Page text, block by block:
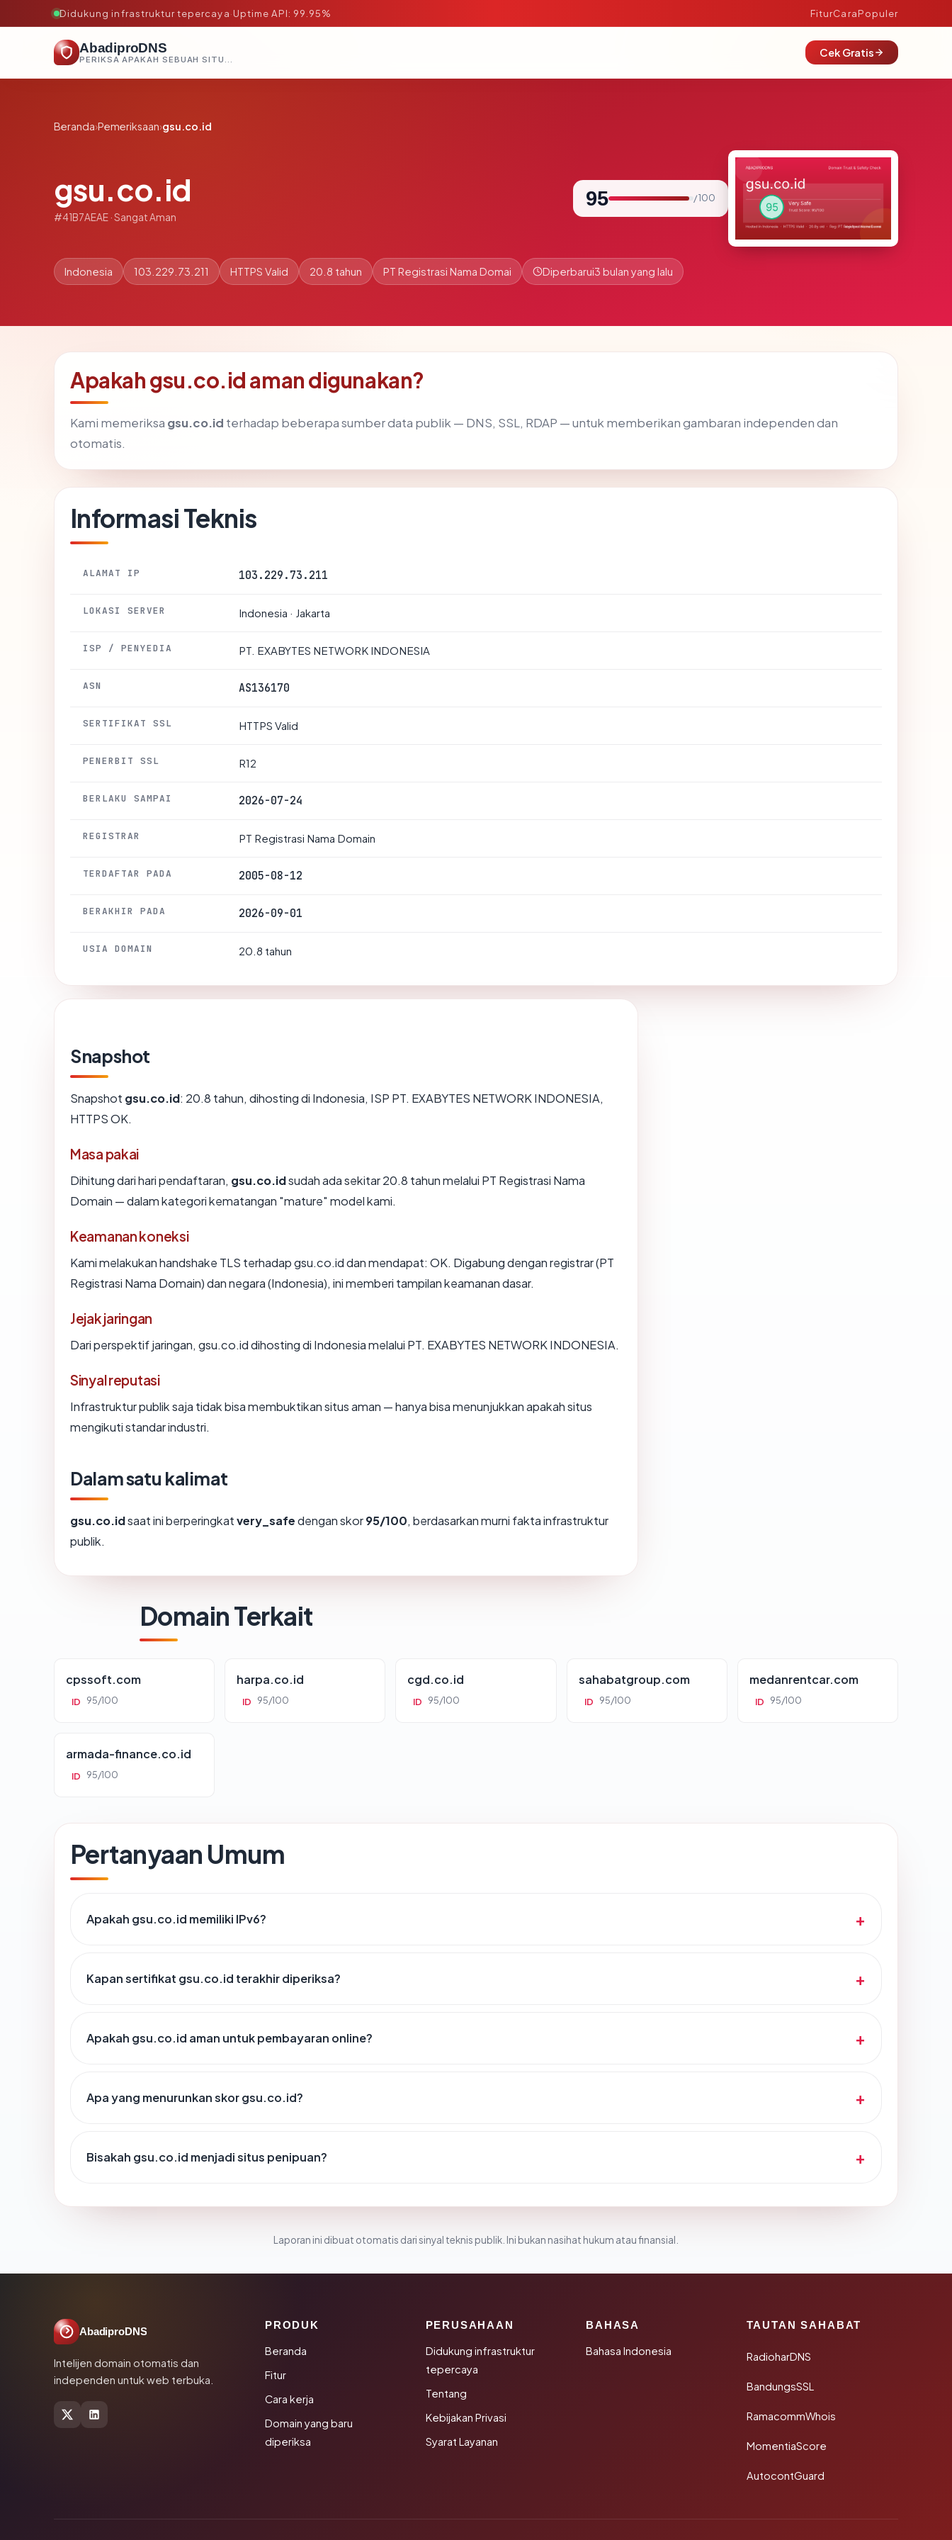
Didukung infrastruktur tepercaya·Uptime API: 99.95% FiturCaraPopuler
AbadiproDNS
PERIKSA APAKAH SEBUAH SITUS AMAN, TEPERCAYA, DAN TERVERIFIKASI DALAM HITUNGAN DETIK.
Cek Gratis
Beranda›Pemeriksaan›gsu.co.id
gsu.co.id
#41B7AEAE · Sangat Aman
95 / 100
Indonesia 103.229.73.211 HTTPS Valid 20.8 tahun PT Registrasi Nama Domai Diperbarui3 bulan yang lalu
Apakah gsu.co.id aman digunakan?
Kami memeriksa gsu.co.id terhadap beberapa sumber data publik — DNS, SSL, RDAP — untuk memberikan gambaran independen dan
otomatis.
Informasi Teknis
ALAMAT IP 103.229.73.211
LOKASI SERVER Indonesia · Jakarta
ISP / PENYEDIA PT. EXABYTES NETWORK INDONESIA
ASN AS136170
SERTIFIKAT SSL HTTPS Valid
PENERBIT SSL R12
BERLAKU SAMPAI 2026-07-24
REGISTRAR PT Registrasi Nama Domain
TERDAFTAR PADA 2005-08-12
BERAKHIR PADA 2026-09-01
USIA DOMAIN 20.8 tahun
Snapshot
Snapshot gsu.co.id: 20.8 tahun, dihosting di Indonesia, ISP PT. EXABYTES NETWORK INDONESIA,
HTTPS OK.
Masa pakai
Dihitung dari hari pendaftaran, gsu.co.idsudah ada sekitar 20.8 tahun melalui PT Registrasi Nama
Domain — dalam kategori kematangan "mature" model kami.
Keamanan koneksi
Kami melakukan handshake TLS terhadap gsu.co.id dan mendapat: OK. Digabung dengan registrar (PT
Registrasi Nama Domain) dan negara (Indonesia), ini memberi tampilan keamanan dasar.
Jejak jaringan
Dari perspektif jaringan, gsu.co.id dihosting di Indonesia melalui PT. EXABYTES NETWORK INDONESIA.
Sinyal reputasi
Infrastruktur publik saja tidak bisa membuktikan situs aman — hanya bisa menunjukkan apakah situs
mengikuti standar industri.
Dalam satu kalimat
gsu.co.idsaat ini berperingkatvery_safedengan skor95/100, berdasarkan murni fakta infrastruktur
publik.
Domain Terkait
cpssoft.com
ID 95/100
harpa.co.id
ID 95/100
cgd.co.id
ID 95/100
sahabatgroup.com
ID 95/100
medanrentcar.com
ID 95/100
armada-finance.co.id
ID 95/100
Pertanyaan Umum
Apakah gsu.co.id memiliki IPv6?
Kapan sertifikat gsu.co.id terakhir diperiksa?
Apakah gsu.co.id aman untuk pembayaran online?
Apa yang menurunkan skor gsu.co.id?
Bisakah gsu.co.id menjadi situs penipuan?
Laporan ini dibuat otomatis dari sinyal teknis publik. Ini bukan nasihat hukum atau finansial.
AbadiproDNS
Intelijen domain otomatis dan
independen untuk web terbuka.
PRODUK
Beranda
Fitur
Cara kerja
Domain yang baru
diperiksa
PERUSAHAAN
Didukung infrastruktur
tepercaya
Tentang
Kebijakan Privasi
Syarat Layanan
BAHASA
Bahasa Indonesia
TAUTAN SAHABAT
RadioharDNS
BandungsSSL
RamacommWhois
MomentiaScore
AutocontGuard